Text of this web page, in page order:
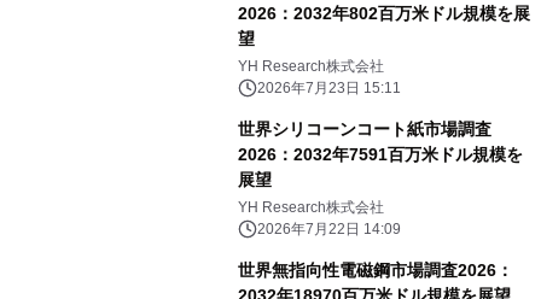
2026：2032年802百万米ドル規模を展
望
YH Research株式会社
2026年7月23日 15:11
世界シリコーンコート紙市場調査
2026：2032年7591百万米ドル規模を
展望
YH Research株式会社
2026年7月22日 14:09
世界無指向性電磁鋼市場調査2026：